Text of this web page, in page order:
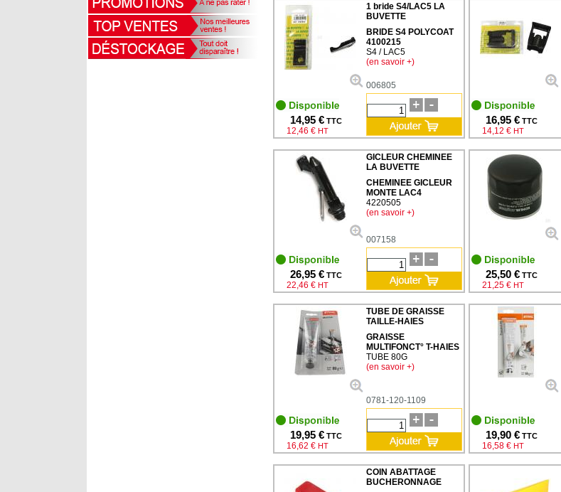
14,95 € TTC
12,46 € HT
1 bride S4/LAC5 LA
BUVETTE
BRIDE S4 POLYCOAT
4100215
S4 / LAC5
(en savoir +)
006805
16,95 € TTC
14,12 € HT
26,95 € TTC
22,46 € HT
GICLEUR CHEMINEE
LA BUVETTE
CHEMINEE GICLEUR
MONTE LAC4
4220505
(en savoir +)
007158
25,50 € TTC
21,25 € HT
19,95 € TTC
16,62 € HT
TUBE DE GRAISSE
TAILLE-HAIES
GRAISSE
MULTIFONCT° T-HAIES
TUBE 80G
(en savoir +)
0781-120-1109
19,90 € TTC
16,58 € HT
COIN ABATTAGE
BUCHERONNAGE